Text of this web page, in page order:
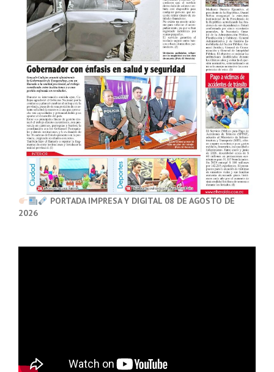
PORTADA IMPRESA Y DIGITAL 08 DE AGOSTO DE
2026